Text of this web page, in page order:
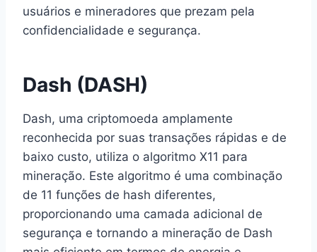
usuários e mineradores que prezam pela
confidencialidade e segurança.
Dash (DASH)
Dash, uma criptomoeda amplamente
reconhecida por suas transações rápidas e de
baixo custo, utiliza o algoritmo X11 para
mineração. Este algoritmo é uma combinação
de 11 funções de hash diferentes,
proporcionando uma camada adicional de
segurança e tornando a mineração de Dash